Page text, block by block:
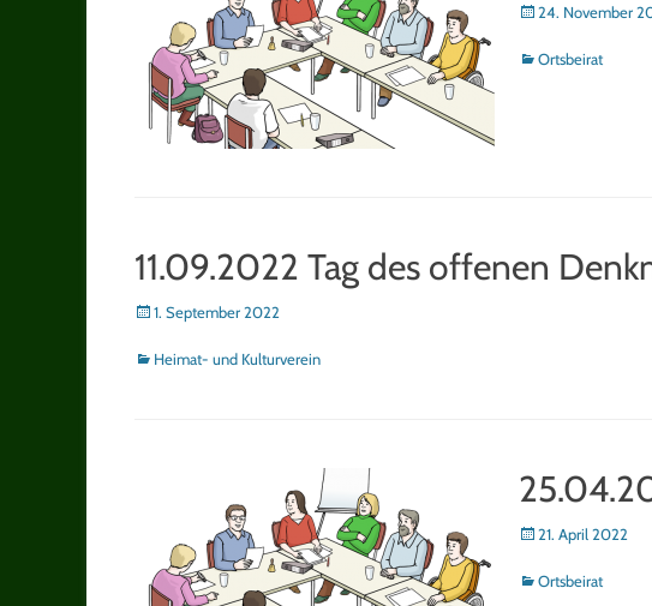
Posted24. November
Kategorien
Ortsbeirat
11.09.2022 Tag des offenen
Posted
1. September 2022
Kategorien
Heimat- und Kulturverein
Posted
21. April 2022
Kategorien
Ortsbeirat